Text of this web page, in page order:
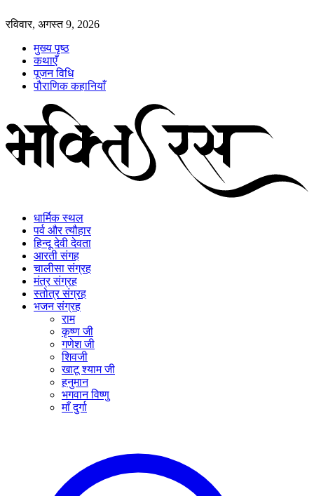
रविवार, अगस्त 9, 2026
मुख्य पृष्ठ
कथाएँ
पूजन विधि
पौराणिक कहानियाँ
धार्मिक स्थल
पर्व और त्यौहार
हिन्दू देवी देवता
आरती संगह
चालीसा संग्रह
मंत्र संग्रह
स्तोत्र संग्रह
भजन संग्रह
राम
कृष्ण जी
गणेश जी
शिवजी
खाटू श्याम जी
हनुमान
भगवान विष्णु
माँ दुर्गा